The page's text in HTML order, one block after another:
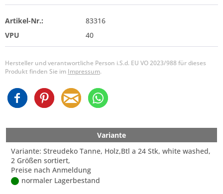
Artikel-Nr.:
83316
VPU
40
Hersteller und verantwortliche Person i.S.d. EU VO 2023/988 für dieses
Produkt finden Sie im Impressum.
Variante
Variante: Streudeko Tanne, Holz,Btl a 24 Stk, white washed,
2 Größen sortiert,
Preise nach Anmeldung
normaler Lagerbestand